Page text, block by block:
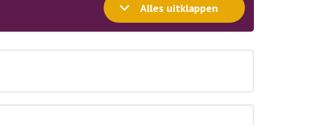
Alles uitklappen
Module